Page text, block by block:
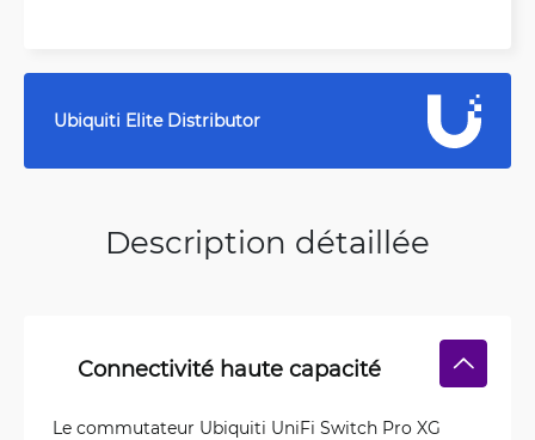
Ubiquiti Elite Distributor
Description détaillée
Connectivité haute capacité
Le commutateur Ubiquiti UniFi Switch Pro XG